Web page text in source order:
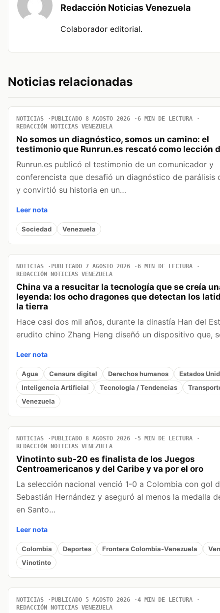
Redacción Noticias Venezuela
Colaborador editorial.
Noticias relacionadas
NOTICIAS PUBLICADO 8 AGOSTO 2026
6 MIN DE LECTURA
REDACCIÓN NOTICIAS VENEZUELA
No somos un diagnóstico, somos un camino: el
testimonio que Runrun.es rescató como lección
Runrun.es publicó el testimonio de un comunicador y
conferencista que desafió un diagnóstico de parálisis
y convirtió su historia en un…
Leer nota
Sociedad Venezuela
NOTICIAS PUBLICADO 7 AGOSTO 2026
6 MIN DE LECTURA
REDACCIÓN NOTICIAS VENEZUELA
China va a resucitar la tecnología que se creía
leyenda: los ocho dragones que detectan los
la tierra
Hace casi dos mil años, durante la dinastía Han del
erudito chino Zhang Heng diseñó un dispositivo que,
Leer nota
Agua Censura digital Derechos humanos
Estados
Inteligencia Artificial
Tecnología / Tendencias
Venezuela
NOTICIAS PUBLICADO 8 AGOSTO 2026
5 MIN DE LECTURA
REDACCIÓN NOTICIAS VENEZUELA
Vinotinto sub-20 es finalista de los Juegos
Centroamericanos y del Caribe y va por el oro
La selección nacional venció 1-0 a Colombia con gol
Sebastián Hernández y aseguró al menos la medalla
en Santo…
Leer nota
Colombia Deportes Frontera Colombia-Venezuela
Vinotinto
NOTICIAS PUBLICADO 5 AGOSTO 2026
4 MIN DE LECTURA
REDACCIÓN NOTICIAS VENEZUELA